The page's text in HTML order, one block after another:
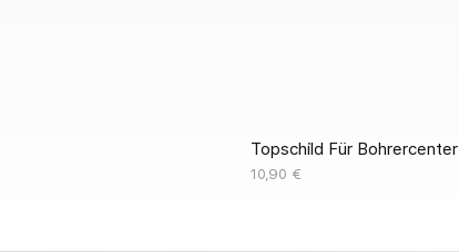
Topschild Für Bohrercenter
Preis
10,90 €